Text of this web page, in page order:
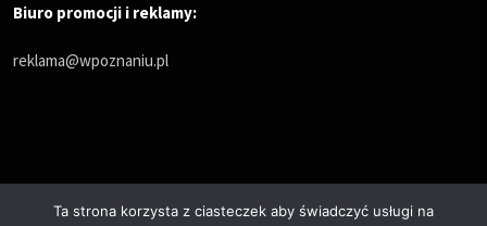
Biuro promocji i reklamy:
reklama@wpoznaniu.pl
Ta strona korzysta z ciasteczek aby świadczyć usługi na